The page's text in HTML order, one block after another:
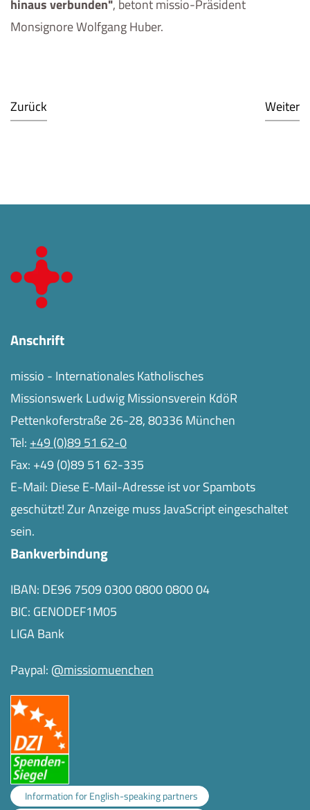
hinaus verbunden", betont missio-Präsident
Monsignore Wolfgang Huber.
Zurück Weiter
Anschrift
missio - Internationales Katholisches
Missionswerk Ludwig Missionsverein KdöR
Pettenkoferstraße 26-28, 80336 München
Tel: +49 (0)89 51 62-0
Fax: +49 (0)89 51 62-335
E-Mail: Diese E-Mail-Adresse ist vor Spambots
geschützt! Zur Anzeige muss JavaScript eingeschaltet
sein.
Bankverbindung
IBAN: DE96 7509 0300 0800 0800 04
BIC: GENODEF1M05
LIGA Bank
Paypal: @missiomuenchen
Information for English-speaking partners